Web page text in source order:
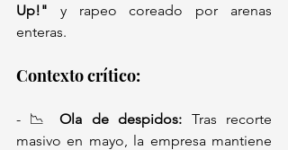
Up!" y rapeo coreado por arenas
enteras.
Contexto crítico:
- 📉 Ola de despidos: Tras recorte
masivo en mayo, la empresa mantiene